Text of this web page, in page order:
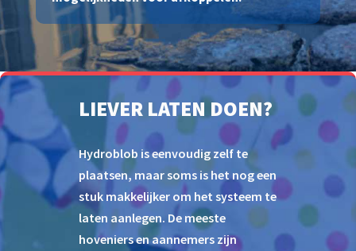
LIEVER LATEN DOEN?
Hydroblob is eenvoudig zelf te
plaatsen, maar soms is het nog een
stuk makkelijker om het systeem te
laten aanlegen. De meeste
hoveniers en aannemers zijn